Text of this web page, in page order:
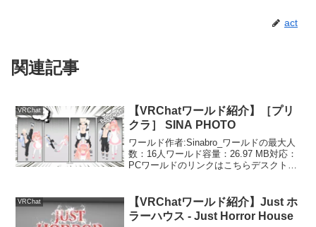
act
関連記事
VRChat
【VRChatワールド紹介】［プリ
クラ］ SINA PHOTO
ワールド作者:Sinabro_ワールドの最大人
数：16人ワールド容量：26.97 MB対応：
PCワールドのリンクはこちらデスクトッ
ラが撮れるワールドはほかにもたくさん
あ...
VRChat
【VRChatワールド紹介】Just ホ
ラーハウス - Just Horror House